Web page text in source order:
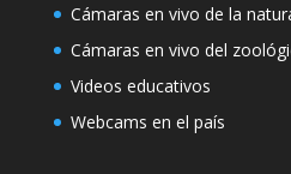
Cámaras en vivo de la
Cámaras en vivo del
Videos educativos
Webcams en el país